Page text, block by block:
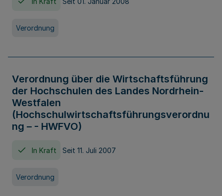
Verordnung
Verordnung über die Wirtschaftsführung
der Hochschulen des Landes Nordrhein-
Westfalen
(Hochschulwirtschaftsführungsverordnu
ng – - HWFVO)
In Kraft Seit 11. Juli 2007
Verordnung